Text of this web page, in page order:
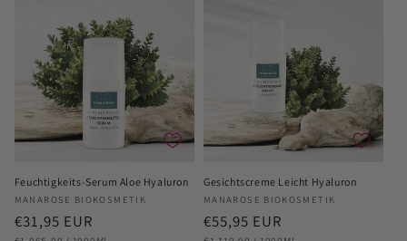
e
:
Feuchtigkeits-Serum Aloe Hyaluron
Anbieter:
MANAROSE BIOKOSMETIK
Normaler
€31,95 EUR
Gesichtscreme Leicht Hyaluron
Anbieter:
MANAROSE BIOKOSMETIK
Normaler
€55,95 EUR